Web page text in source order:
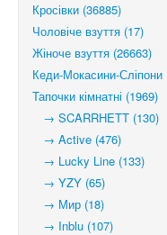
Кросівки (36885)
Чоловіче взуття (17)
Жіноче взуття (26663)
Кеди-Мокасини-Сліпони
Тапочки кімнатні (1969)
→ SCARRHETT (130)
→ Active (476)
→ Lucky Line (133)
→ YZY (65)
→ Мир (18)
→ Inblu (107)